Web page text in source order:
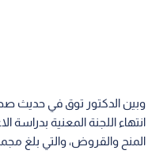
وبين الدكتور توق في حديث
انتهاء اللجنة المعنية
المنح والقروض، والتي بلغ مجموعها 24491